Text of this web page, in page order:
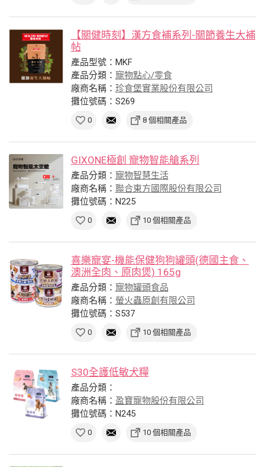
【關健時刻】漢方食補系列-關節養生大補
帖
產品型號：MKF
產品分類： 寵物點心/零食
廠商名稱： 珍食堡實業股份有限公司
攤位號碼：S269
0 8 個相關產品
GIXONE極創 寵物智能艙系列
產品分類： 寵物智慧生活
廠商名稱： 聯合東方國際股份有限公司
攤位號碼：N225
0 10 個相關產品
喜樂寵宴-機能保健狗狗罐頭(德國主食、
澳洲全肉、原肉煲) 165g
產品分類： 寵物罐頭食品
廠商名稱： 螢火蟲原創有限公司
攤位號碼：S537
0 10 個相關產品
S30全護低敏犬糧
產品分類：
廠商名稱： 盈寶寵物股份有限公司
攤位號碼：N245
0 10 個相關產品